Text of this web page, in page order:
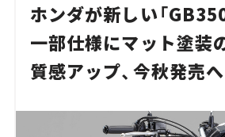
ホンダが新しい「GB350
一部仕様にマット塗装
質感アップ、今秋発売へ
Lifestyle
Traffic
Special